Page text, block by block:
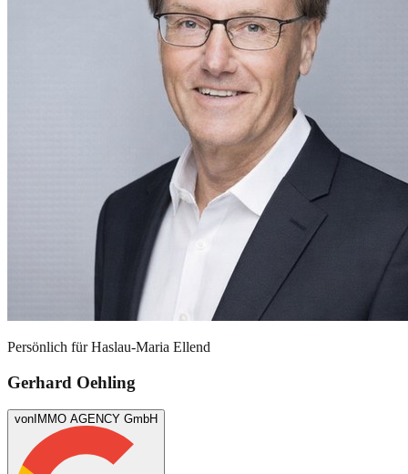
Persönlich fürHaslau-Maria Ellend
Gerhard Oehling
von IMMO AGENCY GmbH